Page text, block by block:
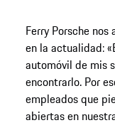
Ferry Porsche
en la actualidad:
automóvil de mis
encontrarlo. Por
empleados que
abiertas en